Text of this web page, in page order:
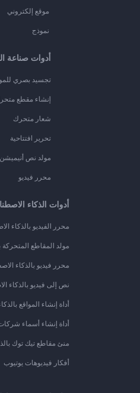
موقع إلكتروني
نموذج
أدوات صناعة
تجسيد بصري
إنشاء مقطع
شعار متحرك
تحرير افتتاحية
مولد نص أنيميشن
محرر فيديو
أدوات الذكاء
محرر الفيديو بالذكاء
مولد المقاطع المتحركة
محرر فيديو بالذكاء
نص إلى فيديو بالذكاء
أداة إنشاء المواقع
أداة إنشاء أسماء
منئ مقاطع تيك توك
أفكار فيديوهات يوتيوب